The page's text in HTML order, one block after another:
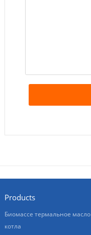
Products
Биомассе термальное масло
котла